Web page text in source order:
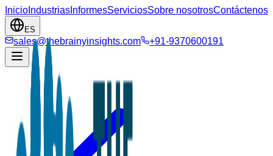
Inicio Industrias InformesServiciosSobre nosotrosContáctenos
ES
sales@thebrainyinsights.com +91-9370600191